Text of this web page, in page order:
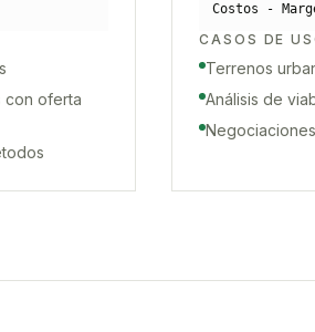
con oferta
Costos -
CASOS DE
Terrenos
Análisis de